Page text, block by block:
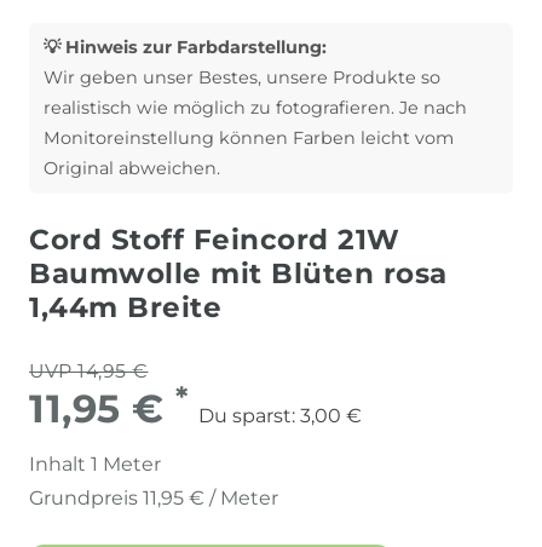
💡 Hinweis zur Farbdarstellung:
Wir geben unser Bestes, unsere Produkte so
realistisch wie möglich zu fotografieren. Je nach
Monitoreinstellung können Farben leicht vom
Original abweichen.
Cord Stoff Feincord 21W
Baumwolle mit Blüten rosa
1,44m Breite
UVP 14,95 €
11,95 € *
Du sparst: 3,00 €
Inhalt 1 Meter
Grundpreis 11,95 € / Meter